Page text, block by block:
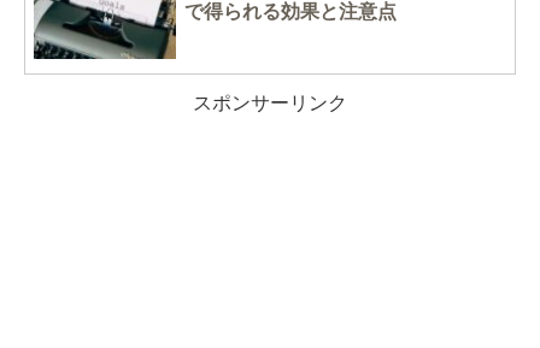
で得られる効果と注意点
スポンサーリンク